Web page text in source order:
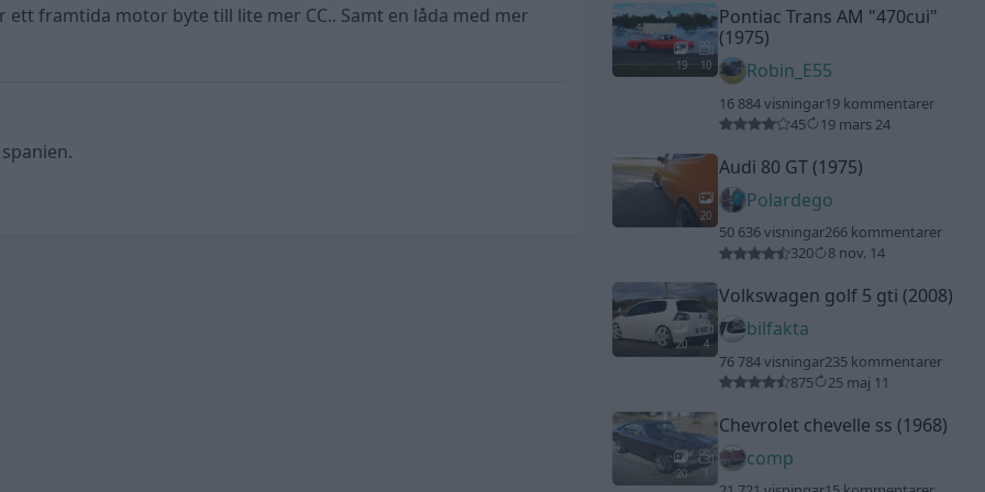
ett framtida motor byte till lite mer CC.. Samt en låda med mer
19 10
Pontiac Trans AM "470cui"
(1975)
Robin_E55
16 884 visningar19 kommentarer
45
19 mars 24
20
Audi 80 GT (1975)
Polardego
50 636 visningar266 kommentarer
320
8 nov. 14
20 4
Volkswagen golf 5 gti (2008)
bilfakta
76 784 visningar235 kommentarer
875
25 maj 11
20
Chevrolet chevelle ss (1968)
comp